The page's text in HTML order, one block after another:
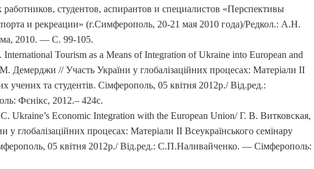
студентов, аспирантов и специалистов «Перспективы
и рекреации» (г.Симферополь, 20-21 мая 2010 года)/Редкол.: А.Н.
2010. — С. 99-105.
Tourism as a Means of Integration of Ukraine into European and
Демерджи // Участь України у глобалізаційних процесах: Матеріали II
учених та студентів. Сімферополь, 05 квітня 2012р./ Від.ред.:
Фєнікс, 2012.– 424с.
Ukraine’s Economic Integration with the European Union/ Г. В. Витковская,
глобалізаційних процесах: Матеріали II Всеукраїнського семінару
05 квітня 2012р./ Від.ред.: С.П.Наливайченко. — Сімферополь: